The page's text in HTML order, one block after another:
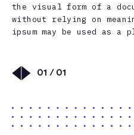
the visual form of a
without relying on
ipsum may be used as a
01 / 01